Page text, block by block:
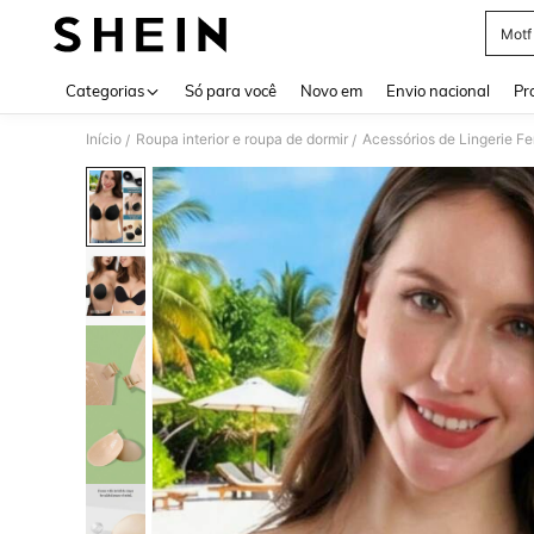
Motf
Categorias Só para você Novo em Envio nacional
Início / Roupa interior e roupa de dormir / Acessórios de Lingerie